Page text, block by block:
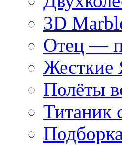
3D
Отец —
Жесткие
Полёты
Титаник